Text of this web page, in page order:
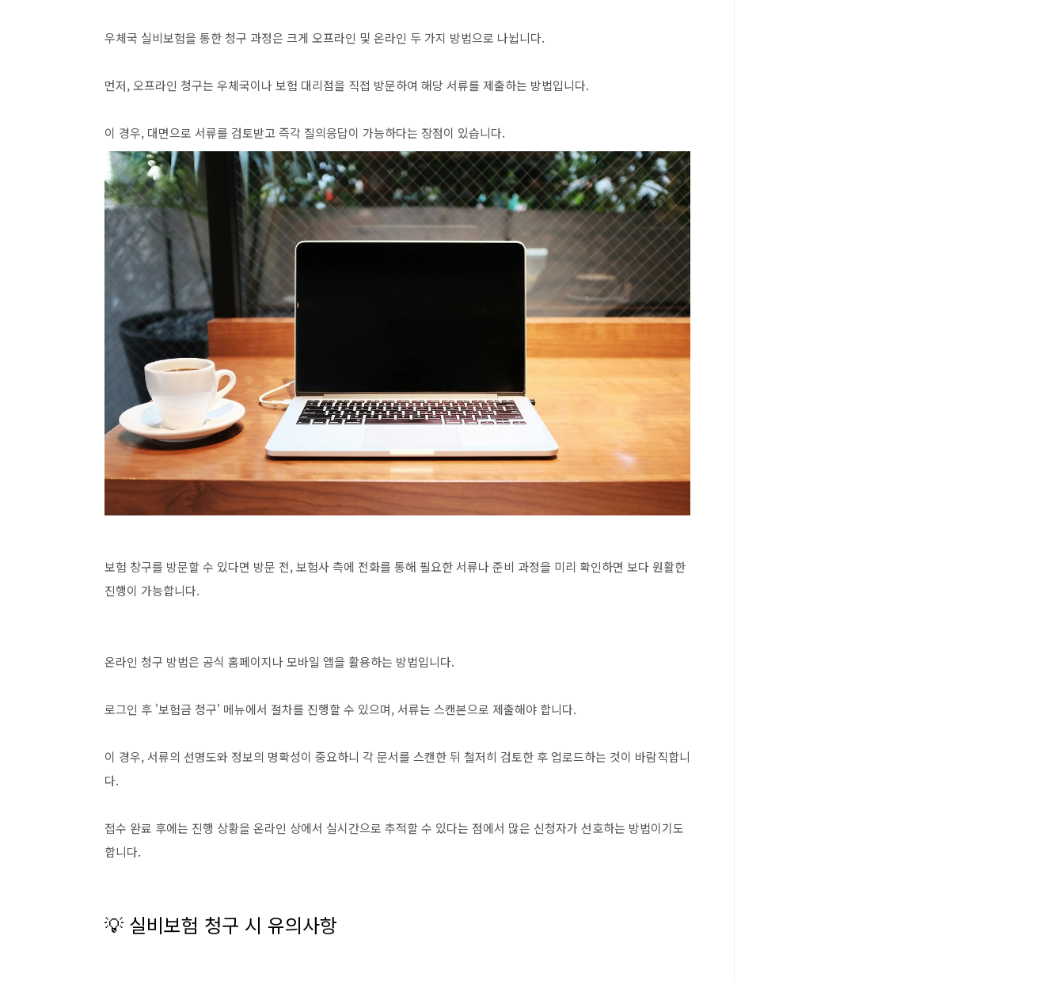
우체국 실비보험을 통한 청구 과정은 크게 오프라인 및 온라인 두 가지 방법으로 나뉩니다.
먼저, 오프라인 청구는 우체국이나 보험 대리점을 직접 방문하여 해당 서류를 제출하는 방법입니다.
이 경우, 대면으로 서류를 검토받고 즉각 질의응답이 가능하다는 장점이 있습니다.
보험 창구를 방문할 수 있다면 방문 전, 보험사 측에 전화를 통해 필요한 서류나 준비 과정을 미리 확인하면 보다 원활한
진행이 가능합니다.
온라인 청구 방법은 공식 홈페이지나 모바일 앱을 활용하는 방법입니다.
로그인 후 '보험금 청구' 메뉴에서 절차를 진행할 수 있으며, 서류는 스캔본으로 제출해야 합니다.
이 경우, 서류의 선명도와 정보의 명확성이 중요하니 각 문서를 스캔한 뒤 철저히 검토한 후 업로드하는 것이 바람직합니
다.
접수 완료 후에는 진행 상황을 온라인 상에서 실시간으로 추적할 수 있다는 점에서 많은 신청자가 선호하는 방법이기도
합니다.
💡 실비보험 청구 시 유의사항